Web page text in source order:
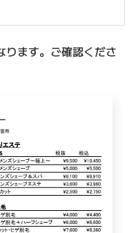
ります。ご確認くださ